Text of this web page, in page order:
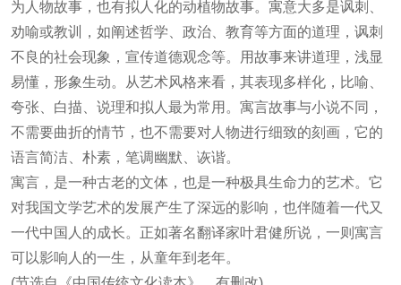
为人物故事，也有拟人化的动植物故事。寓意大多是讽刺、
劝喻或教训，如阐述哲学、政治、教育等方面的道理，讽刺
不良的社会现象，宣传道德观念等。用故事来讲道理，浅显
易懂，形象生动。从艺术风格来看，其表现多样化，比喻、
夸张、白描、说理和拟人最为常用。寓言故事与小说不同，
不需要曲折的情节，也不需要对人物进行细致的刻画，它的
语言简洁、朴素，笔调幽默、诙谐。
寓言，是一种古老的文体，也是一种极具生命力的艺术。它
对我国文学艺术的发展产生了深远的影响，也伴随着一代又
一代中国人的成长。正如著名翻译家叶君健所说，一则寓言
可以影响人的一生，从童年到老年。